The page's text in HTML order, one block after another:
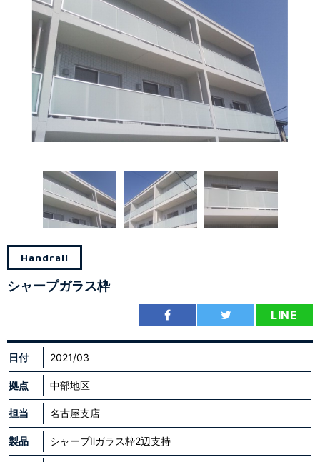
Handrail
シャープガラス枠
LINE
日付 2021/03
拠点 中部地区
担当 名古屋支店
製品 シャープⅡガラス枠2辺支持